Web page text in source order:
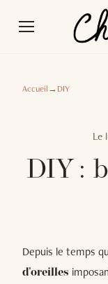
Accueil→DIY
Le
DIY :
Depuis le temps
d'oreilles